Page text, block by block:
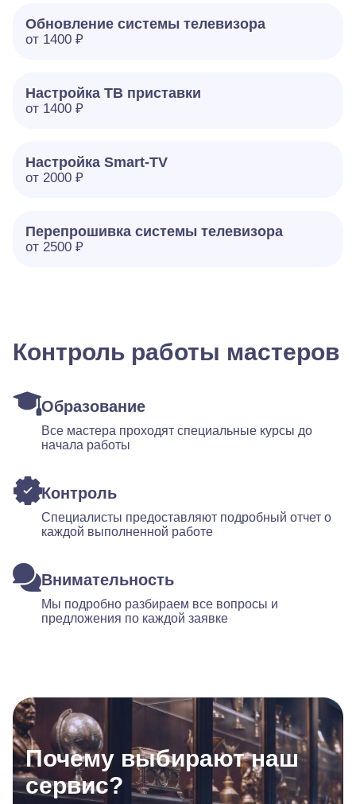
Обновление системы телевизора
от 1400 ₽
Настройка ТВ приставки
от 1400 ₽
Настройка Smart-TV
от 2000 ₽
Перепрошивка системы телевизора
от 2500 ₽
Контроль работы мастеров
Образование
Все мастера проходят специальные курсы до
начала работы
Контроль
Специалисты предоставляют подробный отчет о
каждой выполненной работе
Внимательность
Мы подробно разбираем все вопросы и
предложения по каждой заявке
Почему выбирают наш
сервис?